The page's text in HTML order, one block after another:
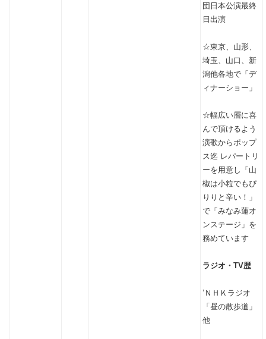
団日本公演最終
日出演
☆東京、山形、
埼玉、山口、新
潟他各地で「デ
ィナーショー」
☆幅広い層に喜
んで頂けるよう
演歌からポップ
ス迄 レパートリ
ーを用意し「山
椒は小粒でもぴ
りりと辛い！」
で「みなみ蓮オ
ンステージ」を
務めています
ラジオ・TV歴
’ＮＨＫラジオ
「昼の散歩道」
他